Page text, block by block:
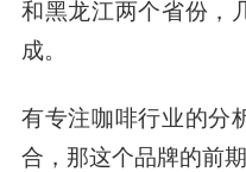
和黑龙江两个省份，
成。
有专注咖啡行业的分
合，那这个品牌的前